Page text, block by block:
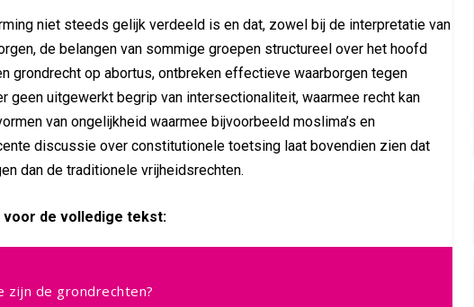
niet steeds gelijk verdeeld is en dat, zowel bij de interpretatie van
de belangen van sommige groepen structureel over het hoofd
grondrecht op abortus, ontbreken effectieve waarborgen tegen
uitgewerkt begrip van intersectionaliteit, waarmee recht kan
van ongelijkheid waarmee bijvoorbeeld moslima’s en
discussie over constitutionele toetsing laat bovendien zien dat
dan de traditionele vrijheidsrechten.
voor de volledige tekst:
zijn de grondrechten?